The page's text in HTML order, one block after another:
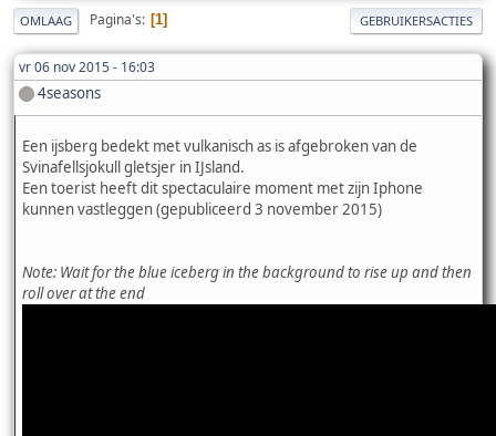
OMLAAG Pagina's 1 GEBRUIKERSACTIES
vr 06 nov 2015 - 16:03
4seasons
Een ijsberg bedekt met vulkanisch as is afgebroken van de
Svinafellsjokull gletsjer in IJsland.
Een toerist heeft dit spectaculaire moment met zijn Iphone
kunnen vastleggen (gepubliceerd 3 november 2015)
Note: Wait for the blue iceberg in the background to rise up and then
roll over at the end